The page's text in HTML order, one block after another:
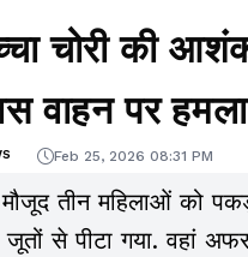
चोरी की
वाहन पर हमला
Feb 25, 2026 08:31 PM
तीन महिलाओं को
से पीटा गया. वहां